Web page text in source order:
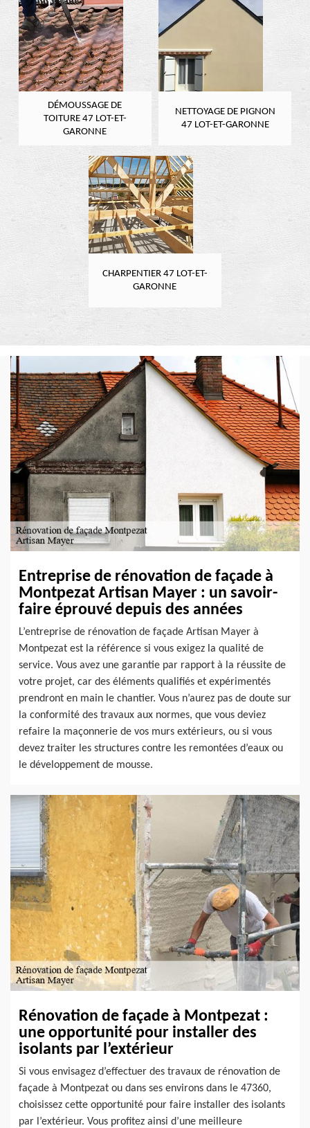
DÉMOUSSAGE DE
TOITURE 47 LOT-ET-
GARONNE
NETTOYAGE DE PIGNON
47 LOT-ET-GARONNE
CHARPENTIER 47 LOT-ET-
GARONNE
Entreprise de rénovation de façade à
Montpezat Artisan Mayer : un savoir-
faire éprouvé depuis des années
L’entreprise de rénovation de façade Artisan Mayer à
Montpezat est la référence si vous exigez la qualité de
service. Vous avez une garantie par rapport à la réussite de
votre projet, car des éléments qualifiés et expérimentés
prendront en main le chantier. Vous n’aurez pas de doute sur
la conformité des travaux aux normes, que vous deviez
refaire la maçonnerie de vos murs extérieurs, ou si vous
devez traiter les structures contre les remontées d’eaux ou
le développement de mousse.
Rénovation de façade à Montpezat :
une opportunité pour installer des
isolants par l’extérieur
Si vous envisagez d’effectuer des travaux de rénovation de
façade à Montpezat ou dans ses environs dans le 47360,
choisissez cette opportunité pour faire installer des isolants
par l’extérieur. Vous profitez ainsi d’une meilleure